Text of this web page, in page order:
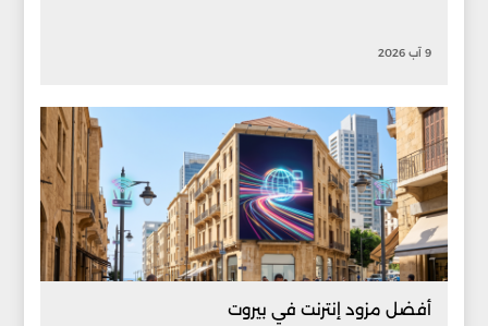
9 آب 2026
أفضل مزود إنترنت في بيروت